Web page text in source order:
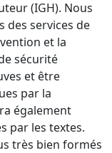
(IGH). Nous
des services de
et la
sécurité
et être
par la
également
par les textes.
très bien formés